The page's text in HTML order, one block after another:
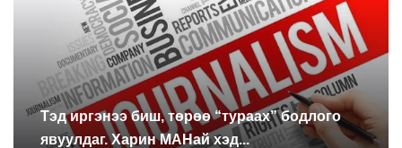
Тэд иргэнээ биш, төрөө “тураах” бодлого
явуулдаг. Харин МАНай хэд...